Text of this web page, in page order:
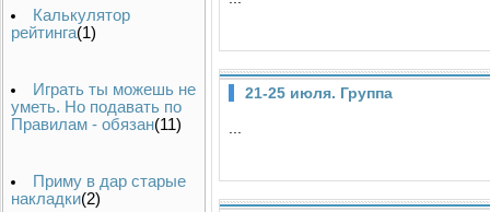
Калькулятор
рейтинга(1)
Играть ты можешь не
уметь. Но подавать по
Правилам - обязан(11)
Приму в дар старые
накладки(2)
21-25 июля. Группа